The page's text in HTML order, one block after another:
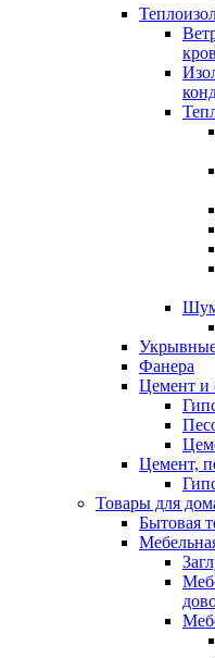
Фанера
Цемент и
Цемент,
Товары для
Бытовая